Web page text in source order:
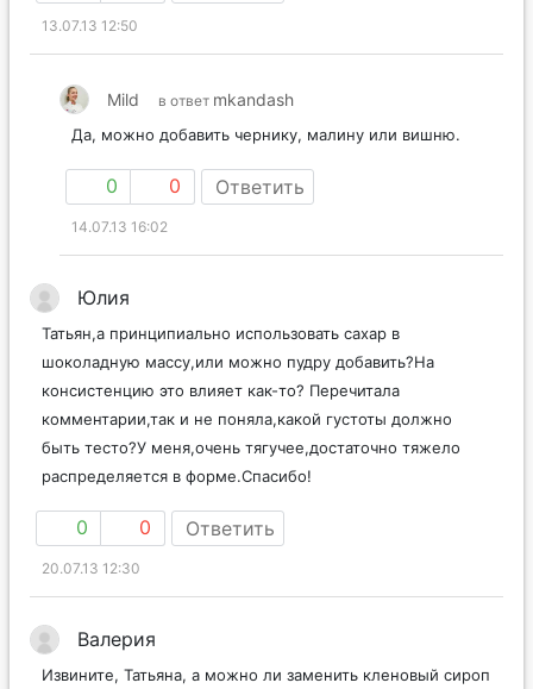
13.07.13 12:50
Mild в ответ mkandash
Да, можно добавить чернику, малину или вишню.
0 0 Ответить
14.07.13 16:02
Юлия
Татьян,а принципиально использовать сахар в
шоколадную массу,или можно пудру добавить?На
консистенцию это влияет как-то? Перечитала
комментарии,так и не поняла,какой густоты должно
быть тесто?У меня,очень тягучее,достаточно тяжело
распределяется в форме.Спасибо!
0 0 Ответить
20.07.13 12:30
Валерия
Извините, Татьяна, а можно ли заменить кленовый сироп